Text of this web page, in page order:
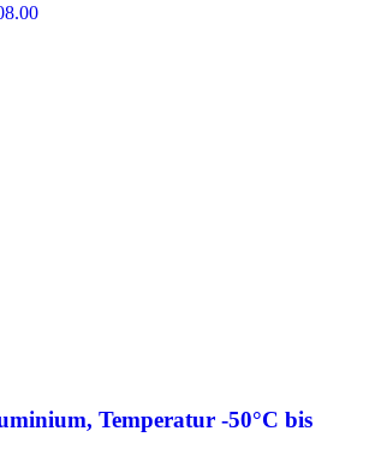
Preisspanne:
Temperatur -50°C bis